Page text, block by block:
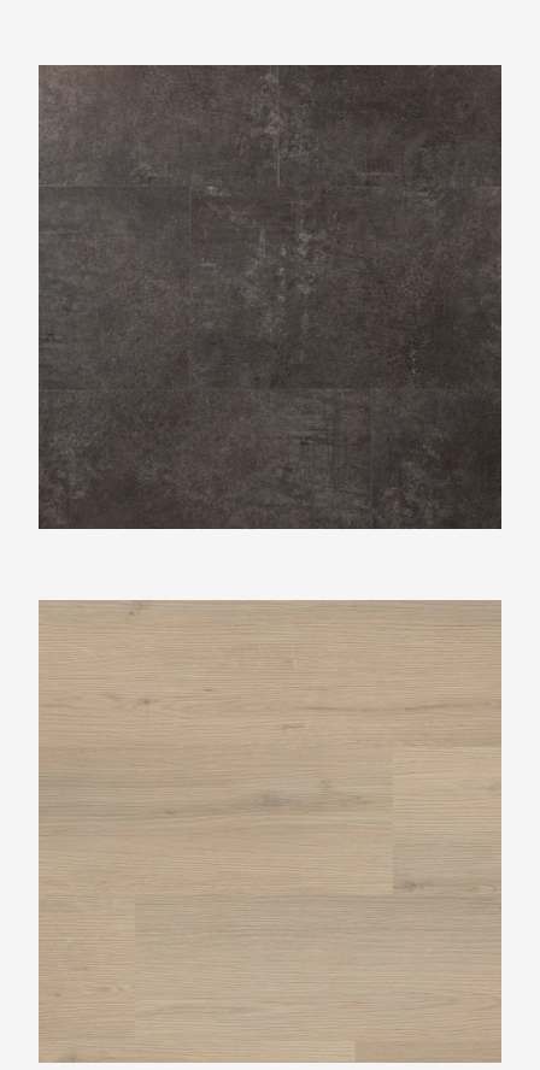
Douwes Dekker Tegel macaron PVC
Ambiant Venera Beige